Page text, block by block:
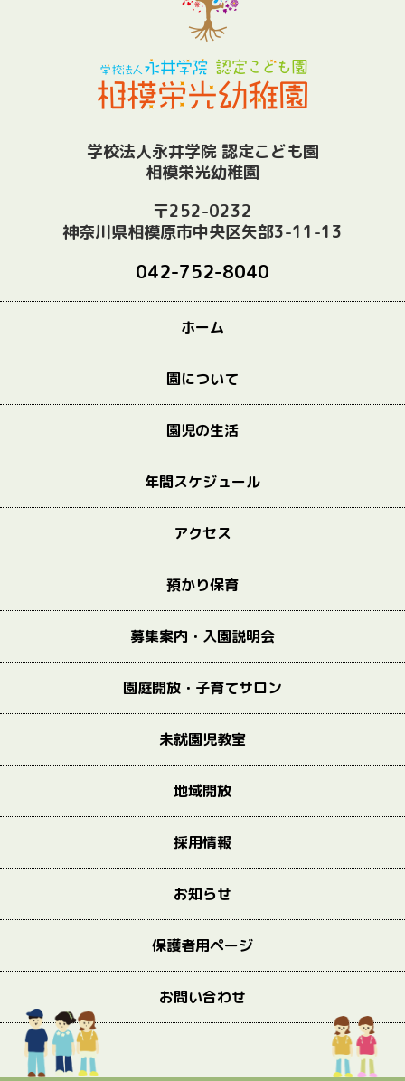
学校法人永井学院 認定こども園
相模栄光幼稚園
〒252-0232
神奈川県相模原市中央区矢部3-11-13
042-752-8040
ホーム
園について
園児の生活
年間スケジュール
アクセス
預かり保育
募集案内・入園説明会
園庭開放・子育てサロン
未就園児教室
地域開放
採用情報
お知らせ
保護者用ページ
お問い合わせ